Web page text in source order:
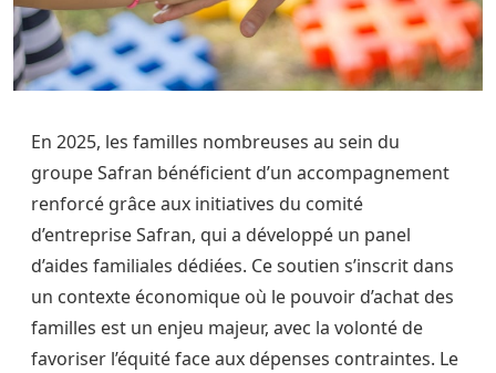
En 2025, les familles nombreuses au sein du
groupe Safran bénéficient d’un accompagnement
renforcé grâce aux initiatives du comité
d’entreprise Safran, qui a développé un panel
d’aides familiales dédiées. Ce soutien s’inscrit dans
un contexte économique où le pouvoir d’achat des
familles est un enjeu majeur, avec la volonté de
favoriser l’équité face aux dépenses contraintes. Le